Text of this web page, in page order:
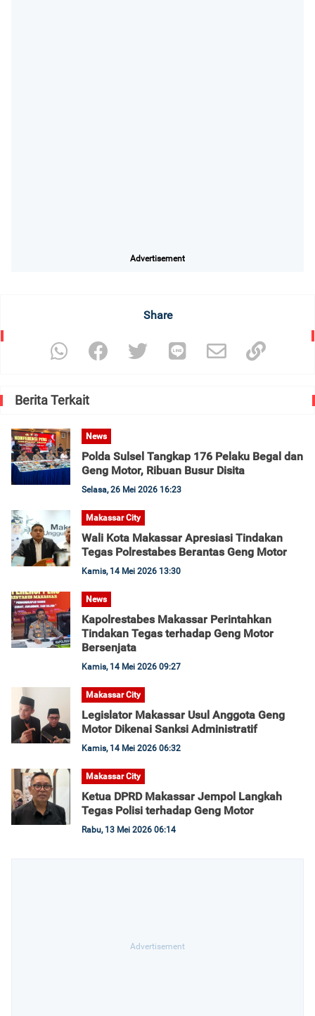
Advertisement
Share
Berita Terkait
News
Polda Sulsel Tangkap 176 Pelaku Begal dan
Geng Motor, Ribuan Busur Disita
Selasa, 26 Mei 2026 16:23
Makassar City
Wali Kota Makassar Apresiasi Tindakan
Tegas Polrestabes Berantas Geng Motor
Kamis, 14 Mei 2026 13:30
News
Kapolrestabes Makassar Perintahkan
Tindakan Tegas terhadap Geng Motor
Bersenjata
Kamis, 14 Mei 2026 09:27
Makassar City
Legislator Makassar Usul Anggota Geng
Motor Dikenai Sanksi Administratif
Kamis, 14 Mei 2026 06:32
Makassar City
Ketua DPRD Makassar Jempol Langkah
Tegas Polisi terhadap Geng Motor
Rabu, 13 Mei 2026 06:14